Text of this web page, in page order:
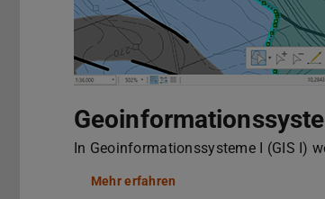
In Geoinformationssysteme I (GIS I)
Mehr erfahren